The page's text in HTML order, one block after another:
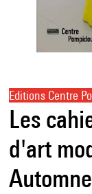
Editions Centre
Les
d'art